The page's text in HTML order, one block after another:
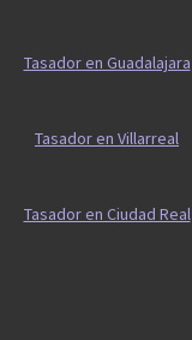
Tasador en Guadalajara
Tasador en Villarreal
Tasador en Ciudad Real